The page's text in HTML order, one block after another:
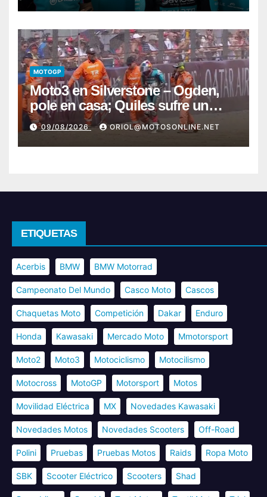
MOTOGP
Moto3 en Silverstone – Ogden,
pole en casa; Quiles sufre un
fuerte y preocupante accidente
09/08/2026 ORIOL@MOTOSONLINE.NET
ETIQUETAS
Acerbis BMW BMW Motorrad
Campeonato Del Mundo Casco Moto Cascos
Chaquetas Moto Competición Dakar Enduro
Honda Kawasaki Mercado Moto Mmotorsport
Moto2 Moto3 Motociclismo Motocilismo
Motocross MotoGP Motorsport Motos
Movilidad Eléctrica MX Novedades Kawasaki
Novedades Motos Novedades Scooters Off-Road
Polini Pruebas Pruebas Motos Raids Ropa Moto
SBK Scooter Eléctrico Scooters Shad